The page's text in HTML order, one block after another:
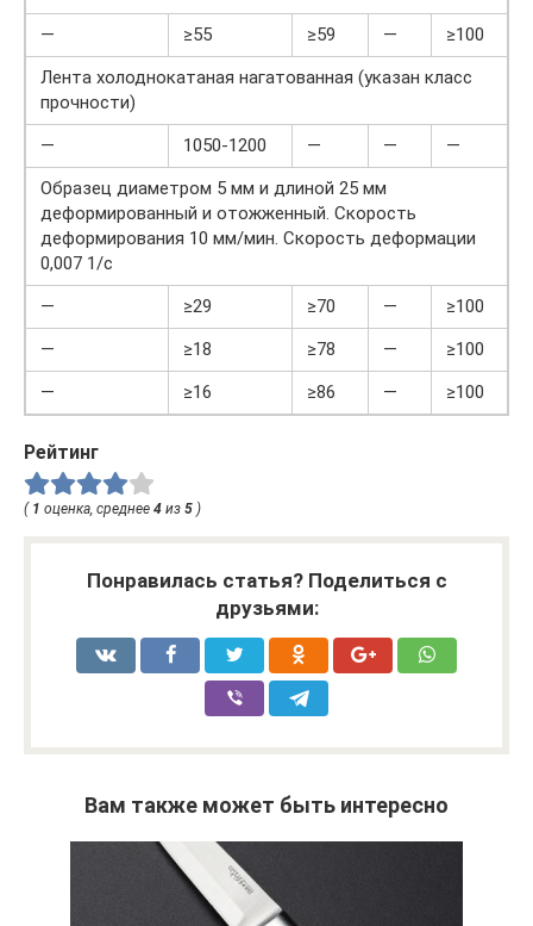
—
≥55 ≥59 —
≥100
Лента холоднокатаная нагатованная (указан класс
прочности)
—
1050-1200 — —
—
Образец диаметром 5 мм и длиной 25 мм
деформированный и отожженный. Скорость
деформирования 10 мм/мин. Скорость деформации
0,007 1/с
—
≥29 ≥70 —
≥100
—
≥18 ≥78 —
≥100
—
≥16 ≥86 — ≥100
Рейтинг
( 1 оценка, среднее 4 из 5 )
Понравилась статья? Поделиться с
друзьями:
Вам также может быть интересно